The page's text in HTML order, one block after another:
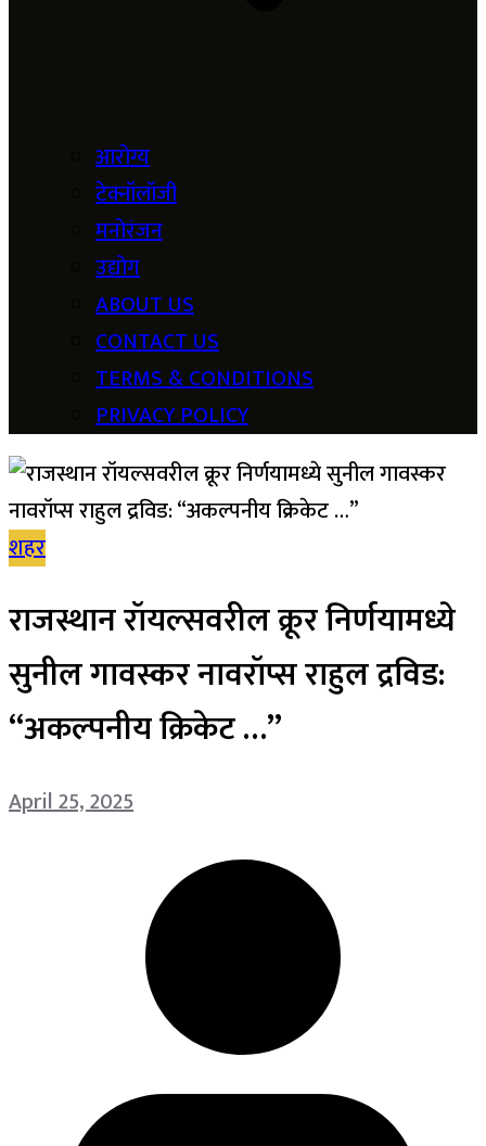
आरोग्य
टेक्नॉलॉजी
मनोरंजन
उद्योग
ABOUT US
CONTACT US
TERMS & CONDITIONS
PRIVACY POLICY
शहर
राजस्थान रॉयल्सवरील क्रूर निर्णयामध्ये
सुनील गावस्कर नावरॉप्स राहुल द्रविड:
“अकल्पनीय क्रिकेट …”
April 25, 2025